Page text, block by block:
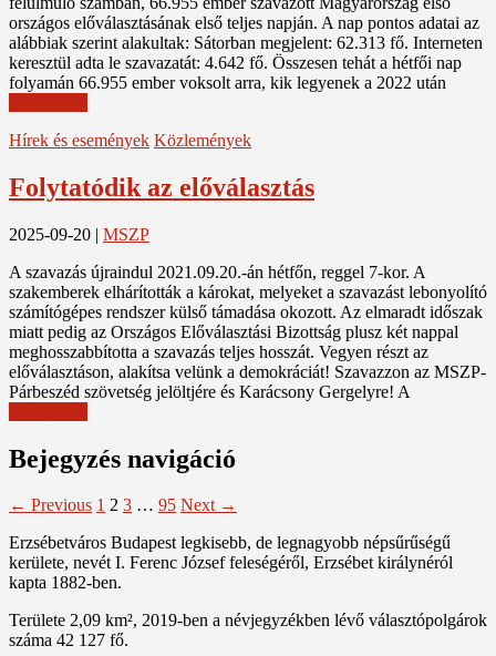
országos előválasztásának első teljes napján. A nap pontos adatai az
alábbiak szerint alakultak: Sátorban megjelent: 62.313 fő. Interneten
keresztül adta le szavazatát: 4.642 fő. Összesen tehát a hétfői nap
folyamán 66.955 ember voksolt arra, kik legyenek a 2022 után
Hírek és események Közlemények
Folytatódik az előválasztás
2025-09-20 | MSZP
A szavazás újraindul 2021.09.20.-án hétfőn, reggel 7-kor. A
szakemberek elhárították a károkat, melyeket a szavazást lebonyolító
számítógépes rendszer külső támadása okozott. Az elmaradt időszak
miatt pedig az Országos Előválasztási Bizottság plusz két nappal
meghosszabbította a szavazás teljes hosszát. Vegyen részt az
előválasztáson, alakítsa velünk a demokráciát! Szavazzon az MSZP-
Párbeszéd szövetség jelöltjére és Karácsony Gergelyre! A
Bejegyzés navigáció
← Previous 1 2 3 … 95 Next →
Erzsébetváros Budapest legkisebb, de legnagyobb népsűrűségű
kerülete, nevét I. Ferenc József feleségéről, Erzsébet királynéról
kapta 1882-ben.
Területe 2,09 km², 2019-ben a névjegyzékben lévő választópolgárok
száma 42 127 fő.